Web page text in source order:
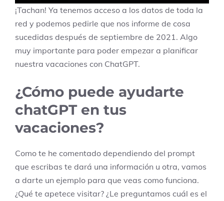
¡Tachan! Ya tenemos acceso a los datos de toda la
red y podemos pedirle que nos informe de cosa
sucedidas después de septiembre de 2021. Algo
muy importante para poder empezar a planificar
nuestra vacaciones con ChatGPT.
¿Cómo puede ayudarte
chatGPT en tus
vacaciones?
Como te he comentado dependiendo del prompt
que escribas te dará una información u otra, vamos
a darte un ejemplo para que veas como funciona.
¿Qué te apetece visitar? ¿Le preguntamos cuál es el